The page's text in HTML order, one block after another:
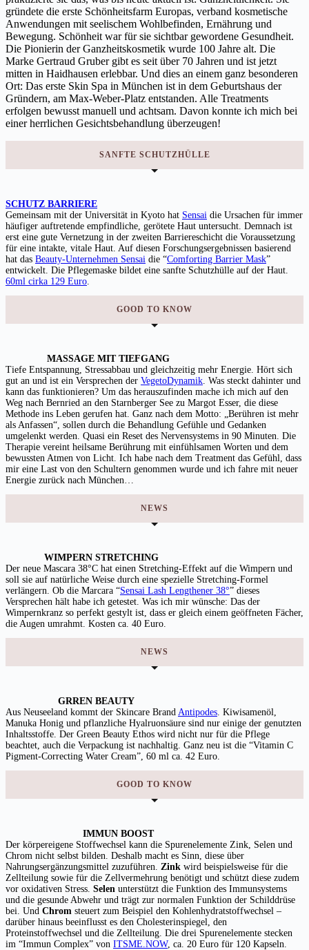
gründete die erste Schönheitsfarm Europas, verband kosmetische
Anwendungen mit seelischem Wohlbefinden, Ernährung und
Bewegung. Schönheit war für sie sichtbar gewordene Gesundheit.
Die Pionierin der Ganzheitskosmetik wurde 100 Jahre alt. Die
Marke Gertraud Gruber gibt es seit über 70 Jahren und ist jetzt
mitten in Haidhausen erlebbar. Und dies an einem ganz besonderen
Ort: Das erste Skin Spa in München ist in dem Geburtshaus der
Gründern, am Max-Weber-Platz entstanden. Alle Treatments
erfolgen bewusst manuell und achtsam. Davon konnte ich mich bei
einer herrlichen Gesichtsbehandlung überzeugen!
SANFTE SCHUTZHÜLLE
SCHUTZ BARRIERE
Gemeinsam mit der Universität in Kyoto hat Sensai die Ursachen für immer
häufiger auftretende empfindliche, gerötete Haut untersucht. Demnach ist
erst eine gute Vernetzung in der zweiten Barriereschicht die Voraussetzung
für eine intakte, vitale Haut. Auf diesen Forschungsergebnissen basierend
hat das Beauty-Unternehmen Sensai die “Comforting Barrier Mask”
entwickelt. Die Pflegemaske bildet eine sanfte Schutzhülle auf der Haut.
60ml cirka 129 Euro
GOOD TO KNOW
MASSAGE MIT TIEFGANG
Tiefe Entspannung, Stressabbau und gleichzeitig mehr Energie. Hört sich
gut an und ist ein Versprechen der VegetoDynamik . Was steckt dahinter und
kann das funktionieren? Um das herauszufinden mache ich mich auf den
Weg nach Bernried an den Starnberger See zu Margot Esser, die diese
Methode ins Leben gerufen hat. Ganz nach dem Motto: „Berühren ist mehr
als Anfassen“, sollen durch die Behandlung Gefühle und Gedanken
umgelenkt werden. Quasi ein Reset des Nervensystems in 90 Minuten. Die
Therapie vereint heilsame Berührung mit einfühlsamen Worten und dem
bewussten Atmen von Licht. Ich habe nach dem Treatment das Gefühl, dass
mir eine Last von den Schultern genommen wurde und ich fahre mit neuer
Energie zurück nach München…
NEWS
WIMPERN STRETCHING
Der neue Mascara 38°C hat einen Stretching-Effekt auf die Wimpern und
soll sie auf natürliche Weise durch eine spezielle Stretching-Formel
verlängern. Ob die Marcara “Sensai Lash Lengthener 38°” dieses
Versprechen hält habe ich getestet. Was ich mir wünsche: Das der
Wimpernkranz so perfekt gestylt ist, dass er gleich einem geöffneten Fächer,
die Augen umrahmt. Kosten ca. 40 Euro.
NEWS
GRREN BEAUTY
Aus Neuseeland kommt der Skincare Brand Antipodes . Kiwisamenöl,
Manuka Honig und pflanzliche Hyalruonsäure sind nur einige der genutzten
Inhaltsstoffe. Der Green Beauty Ethos wird nicht nur für die Pflege
beachtet, auch die Verpackung ist nachhaltig. Ganz neu ist die “Vitamin C
Pigment-Correcting Water Cream”, 60 ml ca. 42 Euro.
GOOD TO KNOW
IMMUN BOOST
Der körpereigene Stoffwechsel kann die Spurenelemente Zink, Selen und
Chrom nicht selbst bilden. Deshalb macht es Sinn, diese über
Nahrungsergänzungsmittel zuzuführen. Zink wird beispielsweise für die
Zellteilung sowie für die Zellvermehrung benötigt und schützt diese zudem
vor oxidativen Stress. Selen unterstützt die Funktion des Immunsystems
und die gesunde Abwehr und trägt zur normalen Funktion der Schilddrüse
bei. Und Chrom steuert zum Beispiel den Kohlenhydratstoffwechsel –
darüber hinaus beeinflusst es den Cholesterinspiegel, den
Proteinstoffwechsel und die Zellteilung. Die drei Spurenelemente stecken
im “Immun Complex” von ITSME.NOW, ca. 20 Euro für 120 Kapseln.